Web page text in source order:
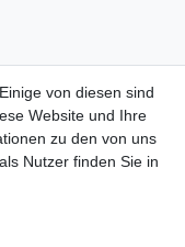
von diesen sind
Website und Ihre
zu den von uns
Nutzer finden Sie in